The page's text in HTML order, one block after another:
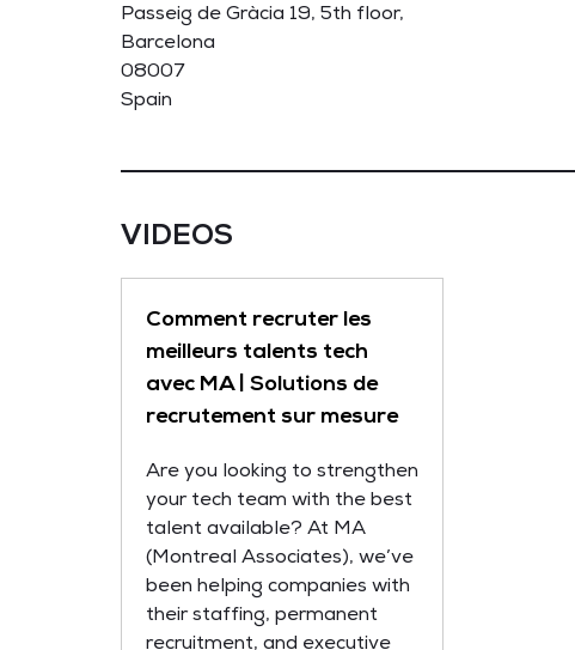
Passeig de Gràcia 19, 5th floor,
Barcelona
08007
Spain
VIDEOS
Comment recruter les
meilleurs talents tech
avec MA | Solutions de
recrutement sur mesure
Are you looking to strengthen
your tech team with the best
talent available? At MA
(Montreal Associates), we’ve
been helping companies with
their staffing, permanent
recruitment, and executive